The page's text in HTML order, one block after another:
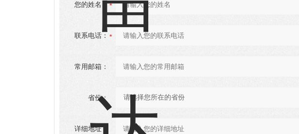
您的姓名：
联系电话：
常用邮箱：
省份：
详细地址：